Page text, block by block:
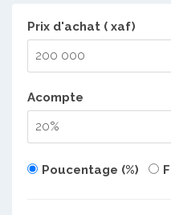
Prix d'achat ( xaf)
Acompte
Poucentage (%)